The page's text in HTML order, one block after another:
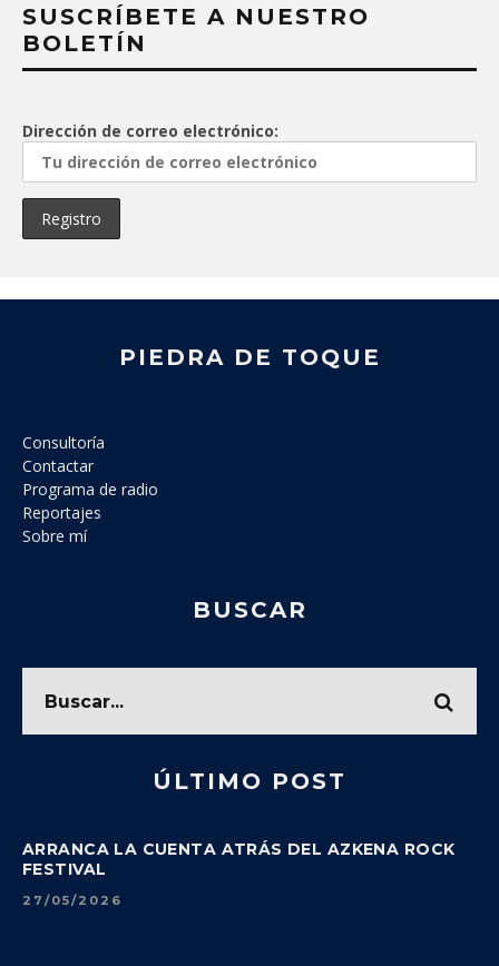
SUSCRÍBETE A NUESTRO
BOLETÍN
Dirección de correo electrónico:
PIEDRA DE TOQUE
Consultoría
Contactar
Programa de radio
Reportajes
Sobre mí
BUSCAR
ÚLTIMO POST
ARRANCA LA CUENTA ATRÁS DEL AZKENA ROCK
FESTIVAL
27/05/2026